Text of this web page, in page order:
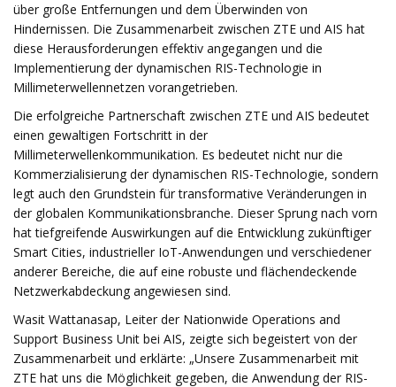
über große Entfernungen und dem Überwinden von
Hindernissen. Die Zusammenarbeit zwischen ZTE und AIS hat
diese Herausforderungen effektiv angegangen und die
Implementierung der dynamischen RIS-Technologie in
Millimeterwellennetzen vorangetrieben.
Die erfolgreiche Partnerschaft zwischen ZTE und AIS bedeutet
einen gewaltigen Fortschritt in der
Millimeterwellenkommunikation. Es bedeutet nicht nur die
Kommerzialisierung der dynamischen RIS-Technologie, sondern
legt auch den Grundstein für transformative Veränderungen in
der globalen Kommunikationsbranche. Dieser Sprung nach vorn
hat tiefgreifende Auswirkungen auf die Entwicklung zukünftiger
Smart Cities, industrieller IoT-Anwendungen und verschiedener
anderer Bereiche, die auf eine robuste und flächendeckende
Netzwerkabdeckung angewiesen sind.
Wasit Wattanasap, Leiter der Nationwide Operations and
Support Business Unit bei AIS, zeigte sich begeistert von der
Zusammenarbeit und erklärte: „Unsere Zusammenarbeit mit
ZTE hat uns die Möglichkeit gegeben, die Anwendung der RIS-